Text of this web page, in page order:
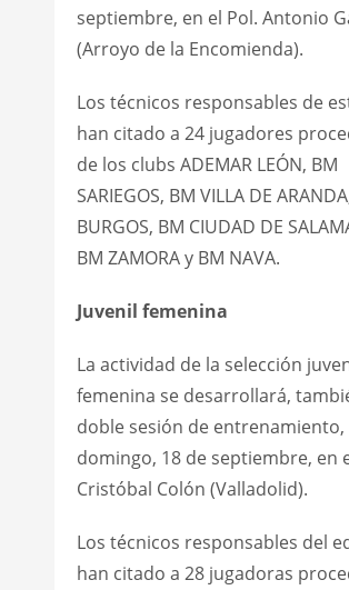
septiembre, en el Pol. Antonio
(Arroyo de la Encomienda).
Los técnicos responsables de
han citado a 24 jugadores
de los clubs ADEMAR LEÓN, BM
SARIEGOS, BM VILLA DE
BURGOS, BM CIUDAD DE
BM ZAMORA y BM NAVA.
Juvenil femenina
La actividad de la selección
femenina se desarrollará,
doble sesión de entrenamiento,
domingo, 18 de septiembre, en
Cristóbal Colón (Valladolid).
Los técnicos responsables del
han citado a 28 jugadoras